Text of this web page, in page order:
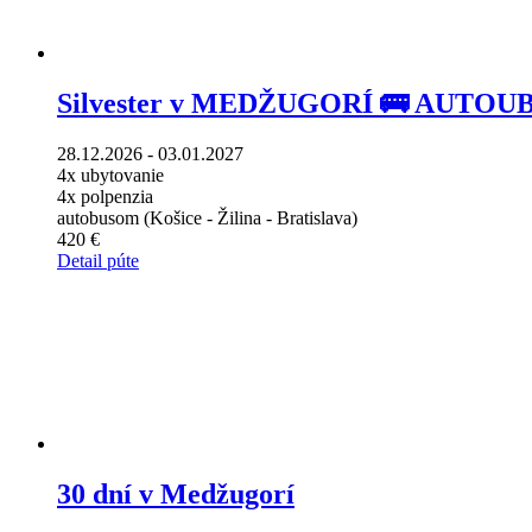
Silvester v MEDŽUGORÍ 🚌
28.12.2026 - 03.01.2027
4x ubytovanie
4x polpenzia
autobusom (Košice - Žilina - Bratislava)
420 €
Detail púte
30 dní v Medžugorí